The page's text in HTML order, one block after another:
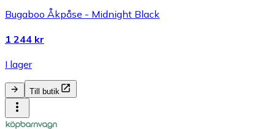
Bugaboo Åkpåse - Midnight Black
1 244 kr
I lager
Till butik